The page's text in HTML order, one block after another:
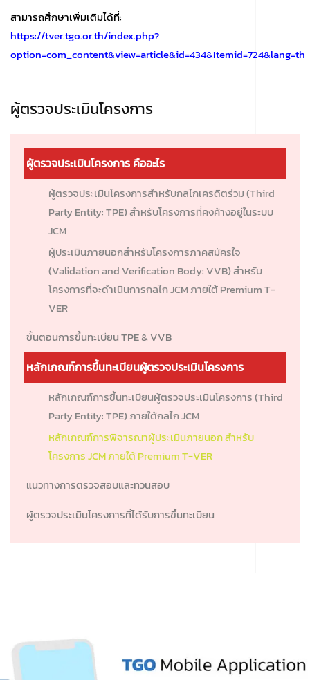
สามารถศึกษาเพิ่มเติมได้ที่:
https://tver.tgo.or.th/index.php?
option=com_content&view=article&id=434&Itemid=724&lang=th
ผู้ตรวจประเมินโครงการ
ผู้ตรวจประเมินโครงการ คืออะไร
ผู้ตรวจประเมินโครงการสำหรับกลไกเครดิตร่วม (Third
Party Entity: TPE) สำหรับโครงการที่คงค้างอยู่ในระบบ
JCM
ผู้ประเมินภายนอกสำหรับโครงการภาคสมัครใจ
(Validation and Verification Body: VVB) สำหรับ
โครงการที่จะดำเนินการกลไก JCM ภายใต้ Premium T-
VER
ขั้นตอนการขึ้นทะเบียน TPE & VVB
หลักเกณฑ์การขึ้นทะเบียนผู้ตรวจประเมินโครงการ
หลักเกณฑ์การขึ้นทะเบียนผู้ตรวจประเมินโครงการ (Third
Party Entity: TPE) ภายใต้กลไก JCM
หลักเกณฑ์การพิจารณาผู้ประเมินภายนอก สำหรับ
โครงการ JCM ภายใต้ Premium T-VER
แนวทางการตรวจสอบและทวนสอบ
ผู้ตรวจประเมินโครงการที่ได้รับการขึ้นทะเบียน